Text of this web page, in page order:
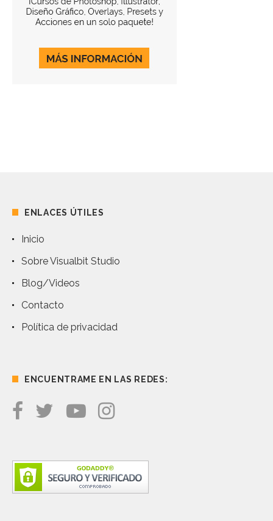
ENLACES ÚTILES
Inicio
Sobre Visualbit Studio
Blog/Videos
Contacto
Política de privacidad
ENCUENTRAME EN LAS REDES: